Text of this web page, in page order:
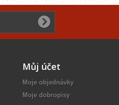
Můj účet
Moje objednávky
Moje dobropisy